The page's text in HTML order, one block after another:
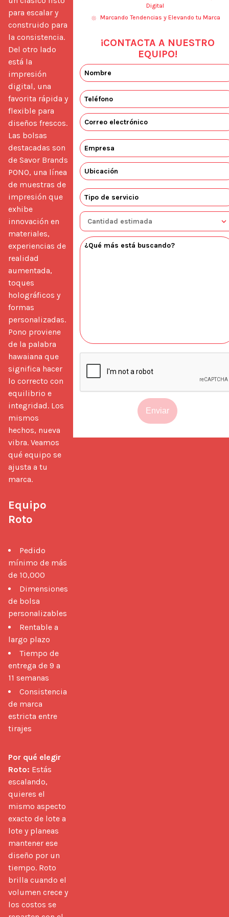
para escalar y
construido para
la consistencia.
Del otro lado
está la
impresión
digital, una
favorita rápida y
flexible para
diseños frescos.
Las bolsas
destacadas son
de Savor Brands
PONO, una línea
de muestras de
impresión que
exhibe
innovación en
materiales,
experiencias de
realidad
aumentada,
toques
holográficos y
formas
personalizadas.
Pono proviene
de la palabra
hawaiana que
significa hacer
lo correcto con
equilibrio e
integridad. Los
mismos
hechos, nueva
vibra. Veamos
qué equipo se
ajusta a tu
marca.
Equipo
Roto
Pedido
mínimo de más
de 10,000
Dimensiones
de bolsa
personalizables
Rentable a
largo plazo
Tiempo de
entrega de 9 a
11 semanas
Consistencia
de marca
estricta entre
tirajes
Por qué elegir
Roto: Estás
escalando,
quieres el
mismo aspecto
exacto de lote a
lote y planeas
mantener ese
diseño por un
tiempo. Roto
brilla cuando el
volumen crece y
los costos se
Digital
Marcando Tendencias y Elevando tu Marca
¡CONTACTA A NUESTRO
EQUIPO!
Enviar